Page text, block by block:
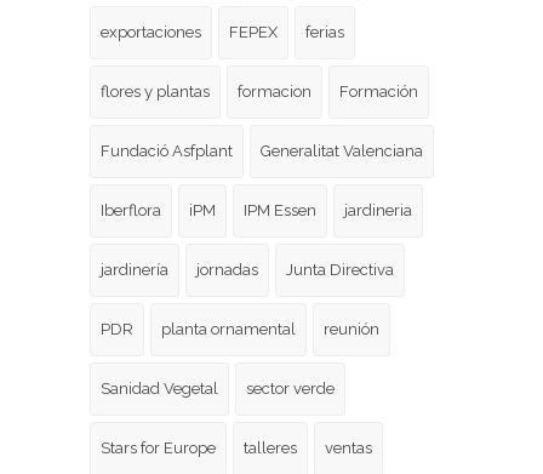
exportaciones FEPEX ferias
flores y plantas formacion Formación
Fundació Asfplant Generalitat Valenciana
Iberflora iPM IPM Essen jardineria
jardinería jornadas Junta Directiva
PDR planta ornamental reunión
Sanidad Vegetal sector verde
Stars for Europe talleres ventas